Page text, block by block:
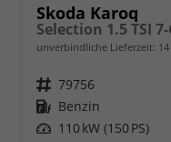
Skoda Karoq
Selection 1.5 TSI
unverbindliche Lieferzeit:
Fahrzeugnr. 79756
Kraftstoff Benzin
Leistung 110 kW (150 PS)